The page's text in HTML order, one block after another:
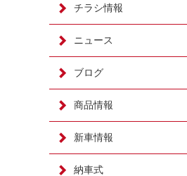
チラシ情報
ニュース
ブログ
商品情報
新車情報
納車式